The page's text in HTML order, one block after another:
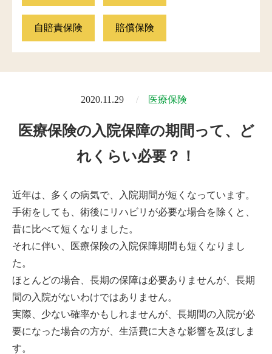
自賠責保険 賠償保険
2020.11.29 医療保険
医療保険の入院保障の期間って、ど
れくらい必要？！
近年は、多くの病気で、入院期間が短くなっています。
手術をしても、術後にリハビリが必要な場合を除くと、
昔に比べて短くなりました。
それに伴い、医療保険の入院保障期間も短くなりまし
た。
ほとんどの場合、長期の保障は必要ありませんが、長期
間の入院がないわけではありません。
実際、少ない確率かもしれませんが、長期間の入院が必
要になった場合の方が、生活費に大きな影響を及ぼしま
す。